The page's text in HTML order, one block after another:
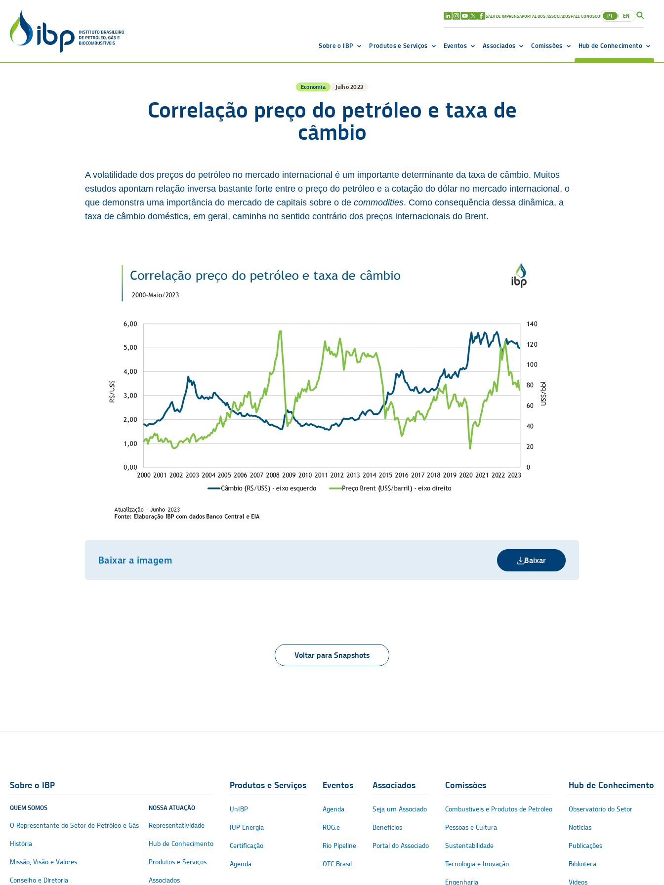
SALA DE IMPRENSAPORTAL DOS ASSOCIADOSFALE CONOSCO PT | EN
Sobre o IBP Produtos e Serviços Eventos Associados Comissões Hub de Conhecimento
Economia Julho 2023
Correlação preço do petróleo e taxa de
câmbio
A volatilidade dos preços do petróleo no mercado internacional é um importante determinante da taxa de câmbio. Muitos
estudos apontam relação inversa bastante forte entre o preço do petróleo e a cotação do dólar no mercado internacional, o
que demonstra uma importância do mercado de capitais sobre o de commodities. Como consequência dessa dinâmica, a
taxa de câmbio doméstica, em geral, caminha no sentido contrário dos preços internacionais do Brent.
Baixar a imagem Baixar
Voltar para Snapshots
Sobre o IBP
QUEM SOMOS
O Representante do Setor de Petróleo e Gás
História
Missão, Visão e Valores
Conselho e Diretoria
NOSSA ATUAÇÃO
Representatividade
Hub de Conhecimento
Produtos e Serviços
Associados
Produtos e Serviços
UnIBP
IUP Energia
Certificação
Agenda
Eventos
Agenda
ROG.e
Rio Pipeline
OTC Brasil
Associados
Seja um Associado
Benefícios
Portal do Associado
Comissões
Combustíveis e Produtos de Petróleo
Pessoas e Cultura
Sustentabilidade
Tecnologia e Inovação
Engenharia
Hub de Conhecimento
Observatório do Setor
Notícias
Publicações
Biblioteca
Vídeos